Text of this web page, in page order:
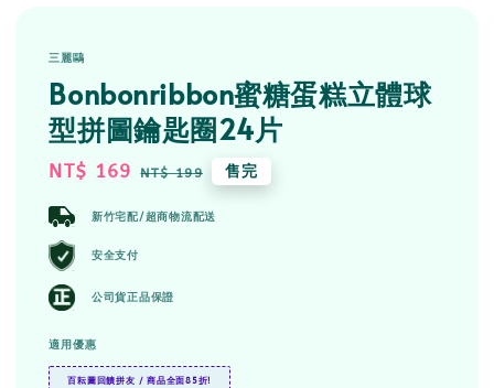
三麗鷗
Bonbonribbon蜜糖蛋糕立體球
型拼圖鑰匙圈24片
Sale
NT$ 169 Regular
NT$ 199 售完
新竹宅配/超商物流配送
安全支付
公司貨正品保證
適用優惠
百耘圖回饋拼友 / 商品全面85折!